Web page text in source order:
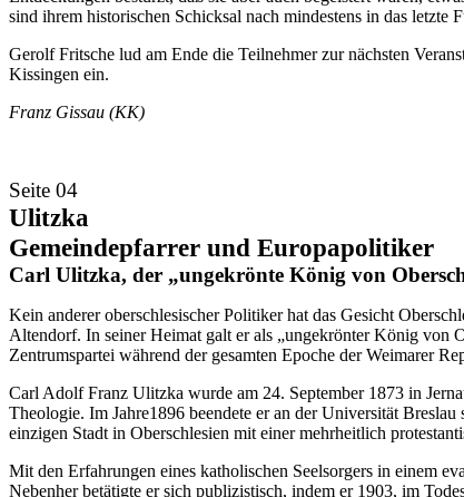
sind ihrem historischen Schicksal nach mindestens in das letzte
Gerolf Fritsche lud am Ende die Teilnehmer zur nächsten
Kissingen ein.
Franz Gissau (KK)
Seite 04
Ulitzka
Gemeindepfarrer und Europapolitiker
Carl Ulitzka, der „ungekrönte König von
Kein anderer oberschlesischer Politiker hat das Gesicht
Altendorf. In seiner Heimat galt er als „ungekrönter König von
Zentrumspartei während der gesamten Epoche der Weimarer
Carl Adolf Franz Ulitzka wurde am 24. September 1873 in
Theologie. Im Jahre1896 beendete er an der Universität
einzigen Stadt in Oberschlesien mit einer mehrheitlich
Mit den Erfahrungen eines katholischen Seelsorgers in einem
Nebenher betätigte er sich publizistisch, indem er 1903, im